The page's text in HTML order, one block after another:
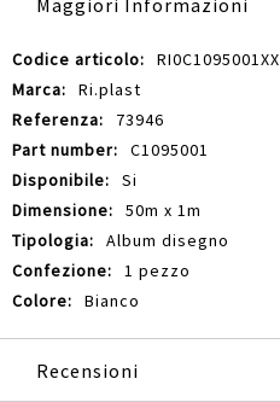
Maggiori
Informazioni
RI0C1095001XX
Ri.plast
73946
C1095001
Si
50m x 1m
Album disegno
1 pezzo
Bianco
Recensioni